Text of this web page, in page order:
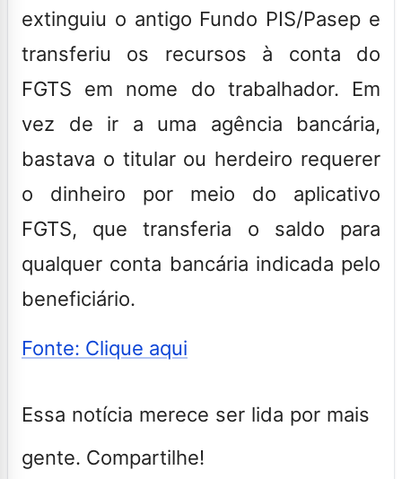
extinguiu o antigo Fundo PIS/Pasep e
transferiu os recursos à conta do
FGTS em nome do trabalhador. Em
vez de ir a uma agência bancária,
bastava o titular ou herdeiro requerer
o dinheiro por meio do aplicativo
FGTS, que transferia o saldo para
qualquer conta bancária indicada pelo
beneficiário.
Fonte: Clique aqui
Essa notícia merece ser lida por mais
gente. Compartilhe!